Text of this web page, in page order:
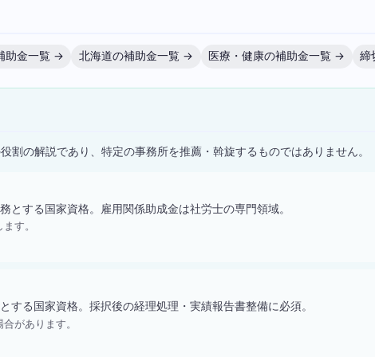
助金一覧 → 北海道の補助金一覧 → 医療・健康の補助金一覧 → 締
割の解説であり、特定の事務所を推薦・斡旋するものではありません。
する国家資格。雇用関係助成金は社労士の専門領域。
す。
する国家資格。採択後の経理処理・実績報告書整備に必須。
があります。